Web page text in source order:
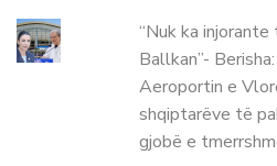
“Nuk ka
Ballkan”-
Aeroportin e
shqiptarëve të
gjobë e